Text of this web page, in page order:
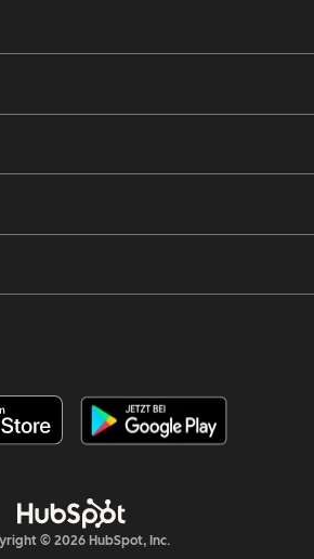
© 2026 HubSpot, Inc.